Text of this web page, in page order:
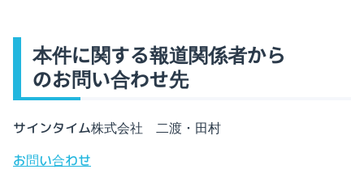
本件に関する報道関係者から
のお問い合わせ先
サインタイム株式会社 二渡・田村
お問い合わせ